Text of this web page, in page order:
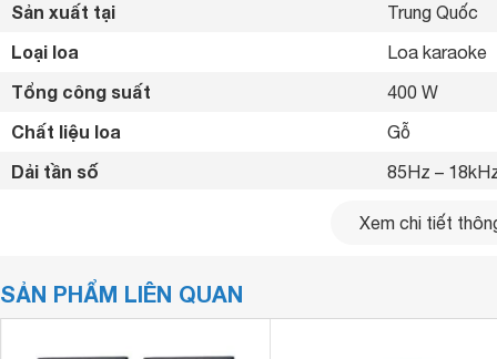
Sản xuất tại Trung Quốc
Loại loa Loa karaoke
Tổng công suất 400 W
Chất liệu loa Gỗ
Dải tần số 85Hz –
8 Ohms
Kích thước loa chính
Xem chi tiết
SẢN PHẨM LIÊN QUAN